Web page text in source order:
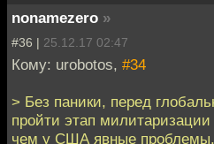
nonamezero »
#36 | 25.12.17 02:47
Кому: urobotos, #34
> Без паники, перед
пройти этап
чем у США явные проблемы.